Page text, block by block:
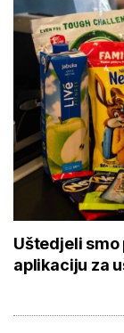
Uštedjeli smo
aplikaciju za